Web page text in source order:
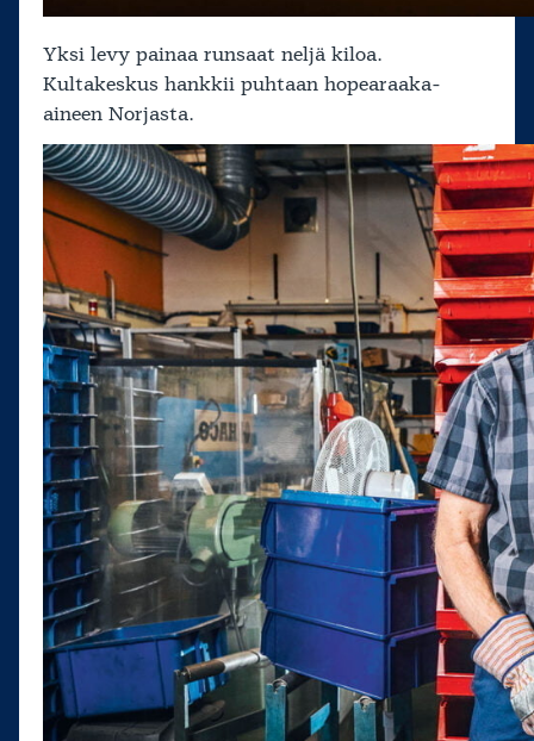
Yksi levy painaa runsaat neljä kiloa.
Kultakeskus hankkii puhtaan hopearaaka-
aineen Norjasta.